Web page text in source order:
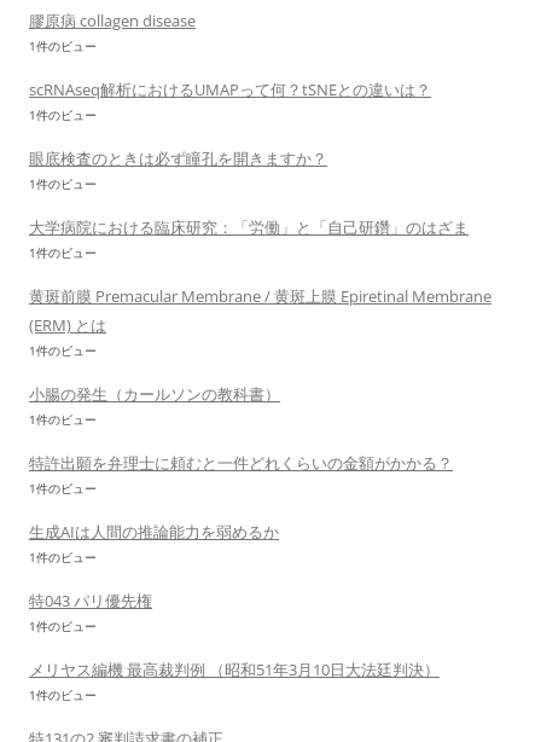
膠原病 collagen disease
1件のビュー
scRNAseq解析におけるUMAPって何？tSNEとの違いは？
1件のビュー
眼底検査のときは必ず瞳孔を開きますか？
1件のビュー
大学病院における臨床研究：「労働」と「自己研鑽」のはざま
1件のビュー
黄斑前膜 Premacular Membrane / 黄斑上膜 Epiretinal Membrane
(ERM) とは
1件のビュー
小腸の発生（カールソンの教科書）
1件のビュー
特許出願を弁理士に頼むと一件どれくらいの金額がかかる？
1件のビュー
生成AIは人間の推論能力を弱めるか
1件のビュー
特043 パリ優先権
1件のビュー
メリヤス編機 最高裁判例 （昭和51年3月10日大法廷判決）
1件のビュー